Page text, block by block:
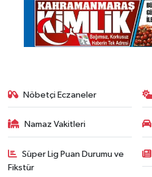
Nöbetçi Eczaneler
Namaz Vakitleri
Süper Lig Puan Durumu ve
Fikstür